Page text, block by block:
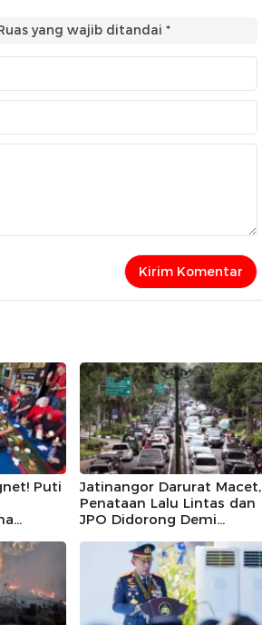
yang wajib ditandai *
Puti
Jatinangor Darurat Macet,
Penataan Lalu Lintas dan
JPO Didorong Demi